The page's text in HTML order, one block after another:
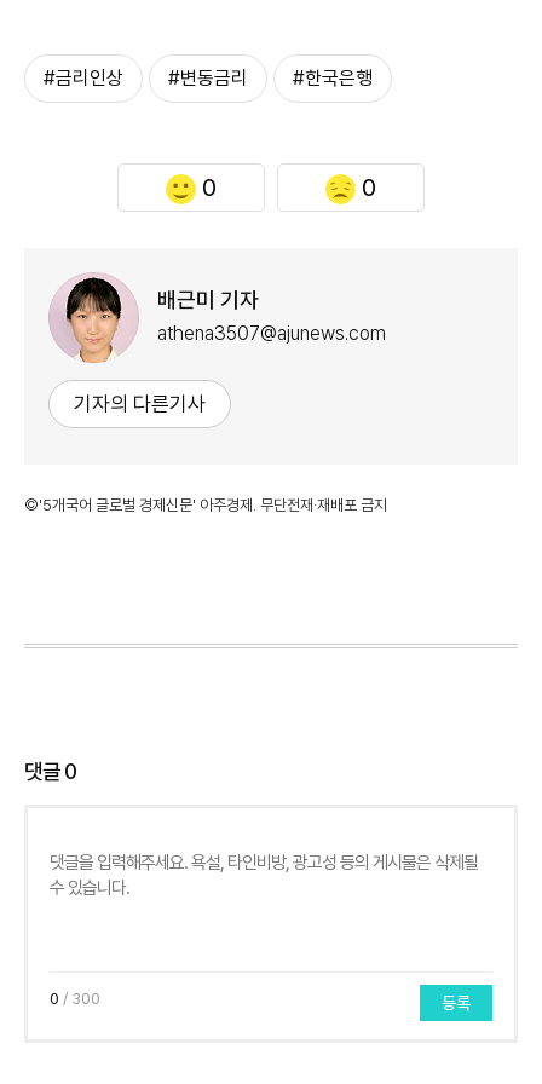
#금리인상 #변동금리 #한국은행
0 0
배근미 기자
athena3507@ajunews.com
기자의 다른기사
©'5개국어 글로벌 경제신문' 아주경제. 무단전재·재배포 금지
댓글0
0 / 300 등록